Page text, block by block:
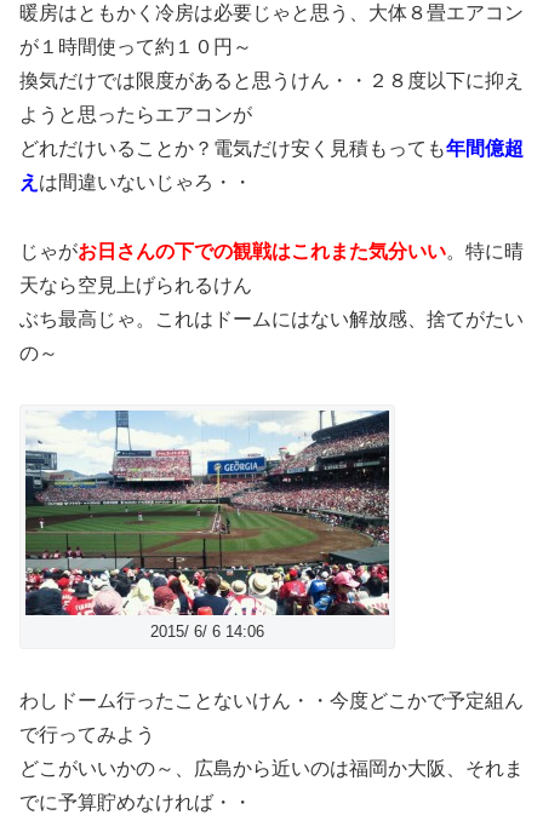
暖房はともかく冷房は必要じゃと思う、大体８畳エアコン
が１時間使って約１０円～
換気だけでは限度があると思うけん・・２８度以下に抑え
ようと思ったらエアコンが
どれだけいることか？電気だけ安く見積もっても年間億超
え は間違いないじゃろ・・
じゃがお日さんの下での観戦はこれまた気分いい。特に晴
天なら空見上げられるけん
ぶち最高じゃ。これはドームにはない解放感、捨てがたい
の～
2015/ 6/ 6 14:06
わしドーム行ったことないけん・・今度どこかで予定組ん
で行ってみよう
どこがいいかの～、広島から近いのは福岡か大阪、それま
でに予算貯めなければ・・